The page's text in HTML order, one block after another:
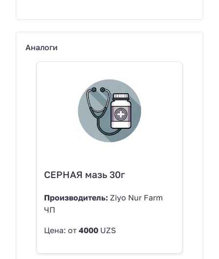
Аналоги
СЕРНАЯ мазь 30г
Производитель: Ziyo Nur Farm
ЧП
Цена: от 4000 UZS